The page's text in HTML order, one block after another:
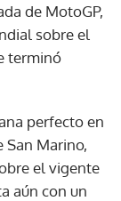
de MotoGP,
sobre el
terminó
perfecto en
San Marino,
el vigente
aún con un